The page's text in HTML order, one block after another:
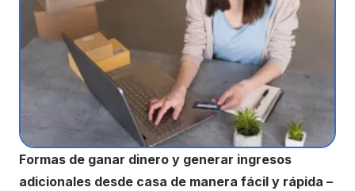
Formas de ganar dinero y generar ingresos
adicionales desde casa de manera fácil y rápida –